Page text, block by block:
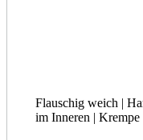
Flauschig weich |
im Inneren |